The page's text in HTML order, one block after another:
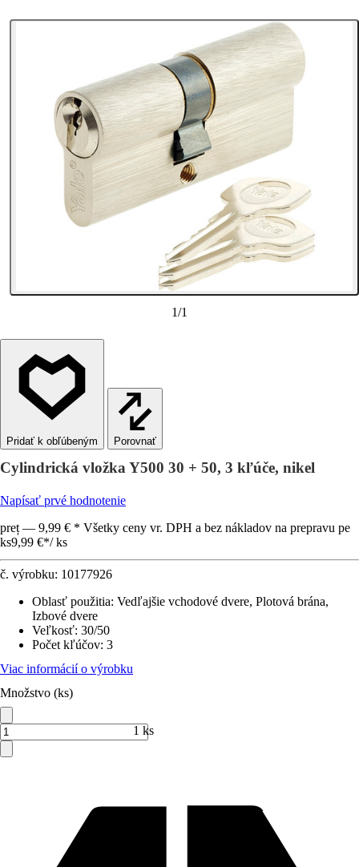
1/1
Porovnať
Cylindrická vložka Y500 30 + 50, 3 kľúče, nikel
Napísať prvé hodnotenie
preț — 9,99 € * Všetky ceny vr. DPH a bez nákladov na prepravu pe
ks9,99 €*/ ks
č. výrobku: 10177926
Oblasť použitia: Vedľajšie vchodové dvere, Plotová brána,
Izbové dvere
Veľkosť: 30/50
Počet kľúčov: 3
Viac informácií o výrobku
Množstvo (ks)
1 ks